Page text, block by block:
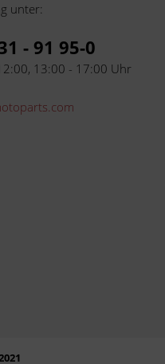
unter:
- 91 95-0
13:00 - 17:00 Uhr